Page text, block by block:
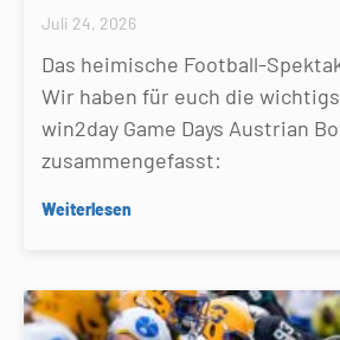
Juli 24, 2026
Das heimische Football-
Wir haben für euch die
win2day Game Days Austrian
zusammengefasst:
Weiterlesen